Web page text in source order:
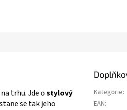
trhu. Jde ostylový
se tak jeho
Kategorie:
EAN: